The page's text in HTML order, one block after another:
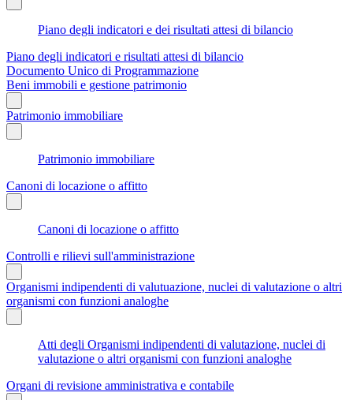
Piano degli indicatori e dei risultati attesi di bilancio
Piano degli indicatori e risultati attesi di bilancio
Documento Unico di Programmazione
Beni immobili e gestione patrimonio
Patrimonio immobiliare
Patrimonio immobiliare
Canoni di locazione o affitto
Canoni di locazione o affitto
Controlli e rilievi sull'amministrazione
Organismi indipendenti di valutuazione, nuclei di valutazione o altri
organismi con funzioni analoghe
Atti degli Organismi indipendenti di valutazione, nuclei di
valutazione o altri organismi con funzioni analoghe
Organi di revisione amministrativa e contabile